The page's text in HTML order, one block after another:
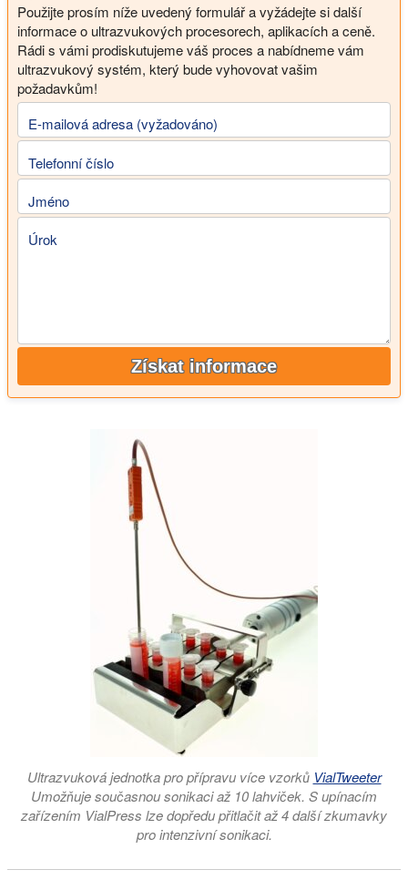
Použijte prosím níže uvedený formulář a vyžádejte si další
informace o ultrazvukových procesorech, aplikacích a ceně.
Rádi s vámi prodiskutujeme váš proces a nabídneme vám
ultrazvukový systém, který bude vyhovovat vašim
požadavkům!
E-mailová adresa (vyžadováno)
Telefonní číslo
Jméno
Úrok
Získat informace
Ultrazvuková jednotka pro přípravu více vzorků VialTweeter
Umožňuje současnou sonikaci až 10 lahviček. S upínacím
zařízením VialPress lze dopředu přitlačit až 4 další zkumavky
pro intenzivní sonikaci.